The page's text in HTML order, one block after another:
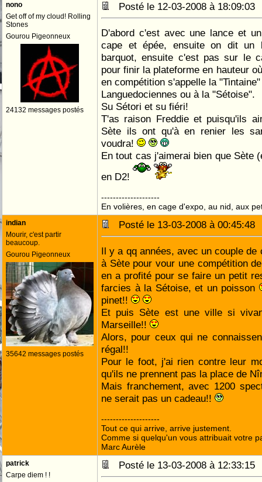
nono
Get off of my cloud! Rolling
Stones
Gourou Pigeonneux
24132 messages postés
Posté le 12-03-2008 à
D'abord c'est avec une lance et
cape et épée, ensuite on dit un
barquot, ensuite c'est pas sur le
pour finir la plateforme en hauteur
en compétition s'appelle la
Languedociennes ou à la "Sétoise".
Su Sétori et su fiéri!
T'as raison Freddie et puisqu'ils
Sète ils ont qu'à en renier les
voudra!
En tout cas j'aimerai bien que Sète
en D2!
--------------------
En volières, en cage d'expo, au nid, aux
indian
Mourir, c'est partir
beaucoup.
Gourou Pigeonneux
35642 messages postés
Posté le 13-03-2008 à
Il y a qq années, avec un couple de
à Sète pour vour une compétition
en a profité pour se faire un petit
farcies à la Sétoise, et un poisson
pinet!!
Et puis Sète est une ville si
Marseille!!
Alors, pour ceux qui ne
régal!!
Pour le foot, j'ai rien contre leur
qu'ils ne prennent pas la place de
Mais franchement, avec 1200
ne serait pas un cadeau!!
--------------------
Tout ce qui arrive, arrive justement.
Comme si quelqu'un vous attribuait votre
Marc Aurèle
patrick
Carpe diem ! !
Posté le 13-03-2008 à